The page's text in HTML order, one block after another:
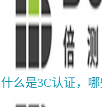
什么是3C认证，